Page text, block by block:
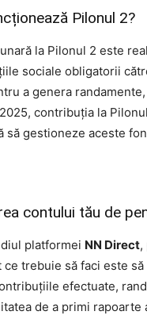
Pilonul 2?
la Pilonul 2 este
sociale obligatorii
a genera
contribuția la
să gestioneze aceste
contului tău de
platformei NN Direct,
ce trebuie să faci este
efectuate,
de a primi